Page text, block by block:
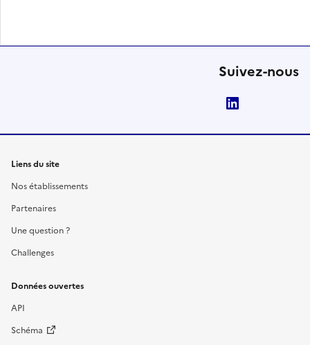
Suivez-nous
Liens du site
Nos établissements
Partenaires
Une question ?
Challenges
Données ouvertes
API
Schéma